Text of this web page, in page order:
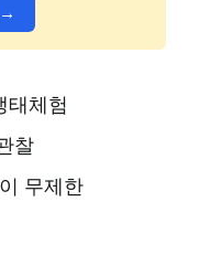
태체험
찰
무제한